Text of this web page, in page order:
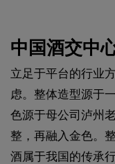
中国酒交中
立足于平台的行业
虑。整体造型源于
色源于母公司泸州
整，再融入金色。
酒属于我国的传承